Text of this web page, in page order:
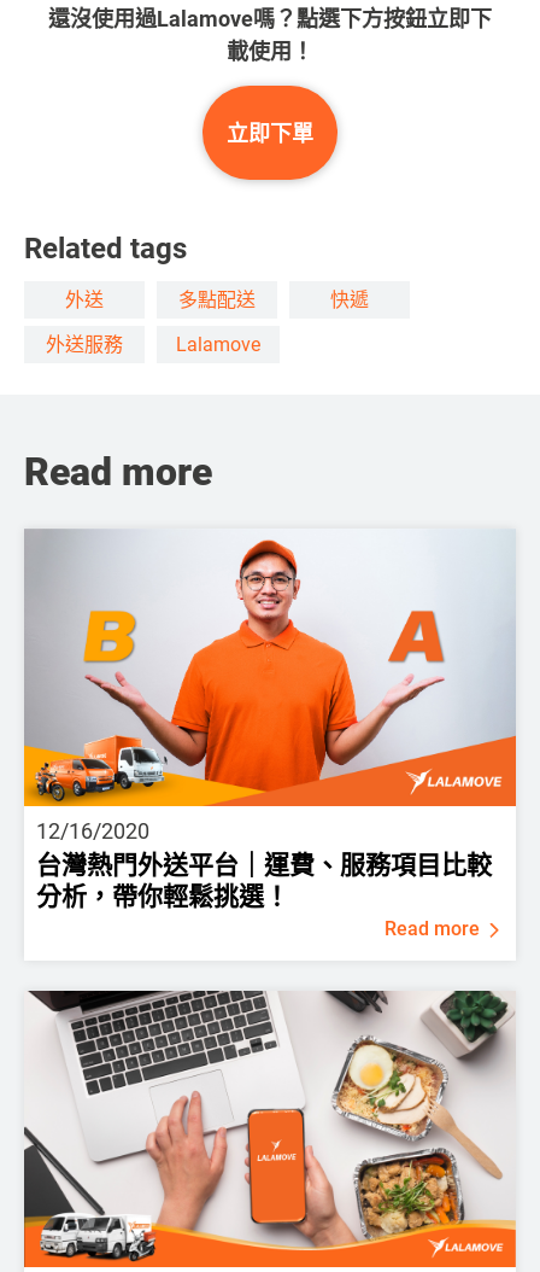
還沒使用過Lalamove嗎？點選下方按鈕立即下
載使用！
立即下單
Related tags
外送 多點配送
快遞
外送服務
Lalamove
Read more
12/16/2020
台灣熱門外送平台｜運費、服務項目比較
分析，帶你輕鬆挑選！
Read more